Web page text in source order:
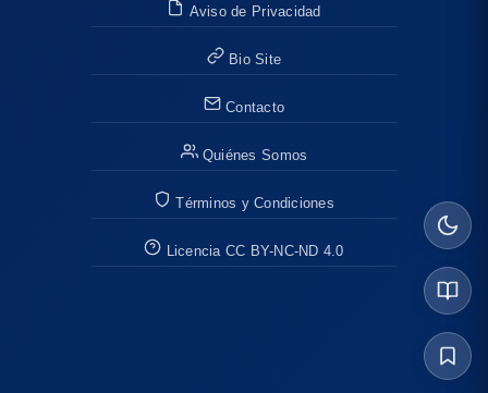
Aviso de Privacidad
Bio Site
Contacto
Quiénes Somos
Términos y Condiciones
Licencia CC BY-NC-ND 4.0